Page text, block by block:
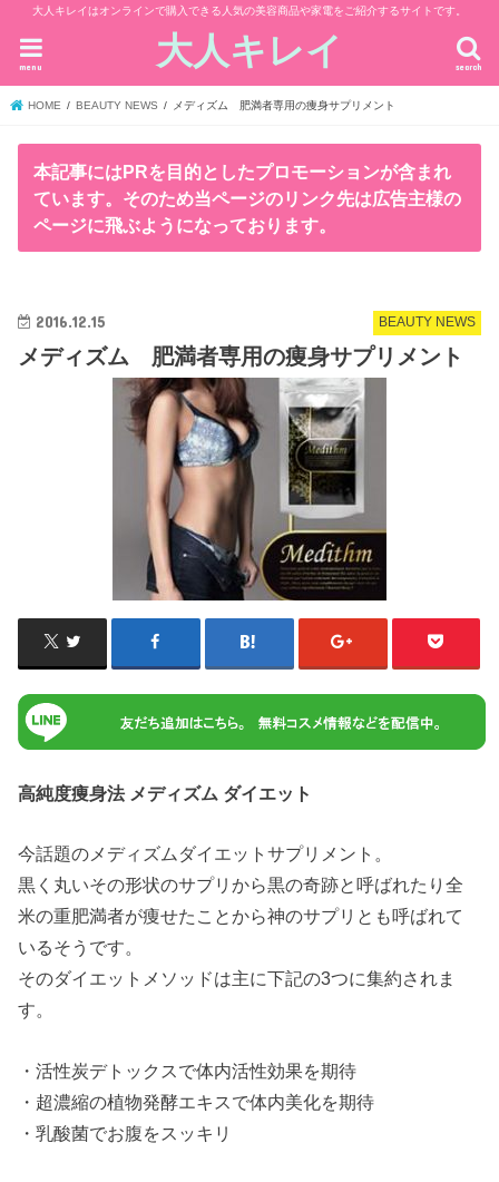
大人キレイはオンラインで購入できる人気の美容商品や家電をご紹介するサイトです。
大人キレイ search
menu
HOME BEAUTY NEWS メディズム 肥満者専用の痩身サプリメント
本記事にはPRを目的としたプロモーションが含まれ
ています。そのため当ページのリンク先は広告主様の
ページに飛ぶようになっております。
BEAUTY NEWS
2016.12.15
メディズム 肥満者専用の痩身サプリメント
高純度痩身法 メディズム ダイエット
今話題のメディズムダイエットサプリメント。
黒く丸いその形状のサプリから黒の奇跡と呼ばれたり全
米の重肥満者が痩せたことから神のサプリとも呼ばれて
いるそうです。
そのダイエットメソッドは主に下記の3つに集約されま
す。
・活性炭デトックスで体内活性効果を期待
・超濃縮の植物発酵エキスで体内美化を期待
・乳酸菌でお腹をスッキリ